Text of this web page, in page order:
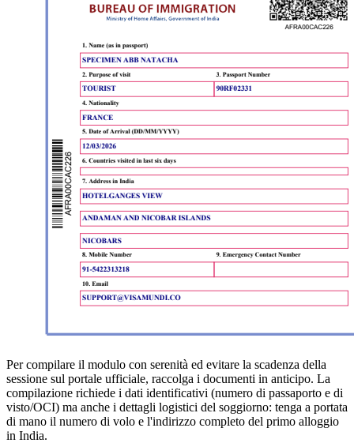
Per compilare il modulo con serenità ed evitare la scadenza della
sessione sul portale ufficiale, raccolga i documenti in anticipo. La
compilazione richiede i dati identificativi (numero di passaporto e di
visto/OCI) ma anche i dettagli logistici del soggiorno: tenga a portata
di mano il numero di volo e l'indirizzo completo del primo alloggio
in India.